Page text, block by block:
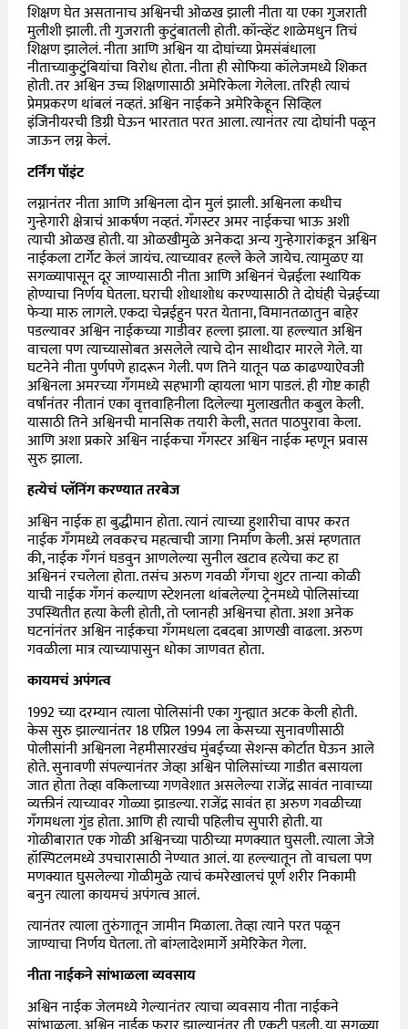
शिक्षण घेत असतानाच अश्विनची ओळख झाली नीता या एका गुजराती
मुलीशी झाली. ती गुजराती कुटुंबातली होती. कॉन्व्हेंट शाळेमधुन तिचं
शिक्षण झालेलं. नीता आणि अश्विन या दोघांच्या प्रेमसंबंधाला
नीताच्याकुटुंबियांचा विरोध होता. नीता ही सोफिया कॉलेजमध्ये शिकत
होती. तर अश्विन उच्च शिक्षणासाठी अमेरिकेला गेलेला. तरिही त्याचं
प्रेमप्रकरण थांबलं नव्हतं. अश्विन नाईकने अमेरिकेहून सिव्हिल
इंजिनीयरची डिग्री घेऊन भारतात परत आला. त्यानंतर त्या दोघांनी पळून
जाऊन लग्न केलं.
टर्निंग पॉइंट
लग्नानंतर नीता आणि अश्विनला दोन मुलं झाली. अश्विनला कधीच
गुन्हेगारी क्षेत्राचं आकर्षण नव्हतं. गँगस्टर अमर नाईकचा भाऊ अशी
त्याची ओळख होती. या ओळखीमुळे अनेकदा अन्य गुन्हेगारांकडून अश्विन
नाईकला टार्गेट केलं जायंच. त्याच्यावर हल्ले केले जायेच. त्यामुळए या
सगळ्यापासून दूर जाण्यासाठी नीता आणि अश्विननं चेन्नईला स्थायिक
होण्याचा निर्णय घेतला. घराची शोधाशोध करण्यासाठी ते दोघंही चेन्नईच्या
फेऱ्या मारु लागले. एकदा चेन्नईहुन परत येताना, विमानतळातुन बाहेर
पडल्यावर अश्विन नाईकच्या गाडीवर हल्ला झाला. या हल्ल्यात अश्विन
वाचला पण त्याच्यासोबत असलेले त्याचे दोन साथीदार मारले गेले. या
घटनेने नीता पुर्णपणे हादरून गेली. पण तिने यातून पळ काढण्याऐवजी
अश्विनला अमरच्या गँगमध्ये सहभागी व्हायला भाग पाडलं. ही गोष्ट काही
वर्षांनंतर नीतानं एका वृत्तवाहिनीला दिलेल्या मुलाखतीत कबुल केली.
यासाठी तिने अश्विनची मानसिक तयारी केली, सतत पाठपुरावा केला.
आणि अशा प्रकारे अश्विन नाईकचा गँगस्टर अश्विन नाईक म्हणून प्रवास
सुरु झाला.
हत्येचं प्लॅनिंग करण्यात तरबेज
अश्विन नाईक हा बुद्धीमान होता. त्यानं त्याच्या हुशारीचा वापर करत
नाईक गँगमध्ये लवकरच महत्वाची जागा निर्माण केली. असं म्हणतात
की, नाईक गँगनं घडवुन आणलेल्या सुनील खटाव हत्येचा कट हा
अश्विननं रचलेला होता. तसंच अरुण गवळी गँगचा शुटर तान्या कोळी
याची नाईक गँगनं कल्याण स्टेशनला थांबलेल्या ट्रेनमध्ये पोलिसांच्या
उपस्थितीत हत्या केली होती, तो प्लानही अश्विनचा होता. अशा अनेक
घटनांनंतर अश्विन नाईकचा गँगमधला दबदबा आणखी वाढला. अरुण
गवळीला मात्र त्याच्यापासुन धोका जाणवत होता.
कायमचं अपंगत्व
1992 च्या दरम्यान त्याला पोलिसांनी एका गुन्ह्यात अटक केली होती.
केस सुरु झाल्यानंतर 18 एप्रिल 1994 ला केसच्या सुनावणीसाठी
पोलीसांनी अश्विनला नेहमीसारखंच मुंबईच्या सेशन्स कोर्टात घेऊन आले
होते. सुनावणी संपल्यानंतर जेव्हा अश्विन पोलिसांच्या गाडीत बसायला
जात होता तेव्हा वकिलाच्या गणवेशात असलेल्या राजेंद्र सावंत नावाच्या
व्यक्तीनं त्याच्यावर गोळ्या झाडल्या. राजेंद्र सावंत हा अरुण गवळीच्या
गँगमधला गुंड होता. आणि ही त्याची पहिलीच सुपारी होती. या
गोळीबारात एक गोळी अश्विनच्या पाठीच्या मणक्यात घुसली. त्याला जेजे
हॉस्पिटलमध्ये उपचारासाठी नेण्यात आलं. या हल्ल्यातून तो वाचला पण
मणक्यात घुसलेल्या गोळीमुळे त्याचं कमरेखालचं पूर्ण शरीर निकामी
बनुन त्याला कायमचं अपंगत्व आलं.
त्यानंतर त्याला तुरुंगातून जामीन मिळाला. तेव्हा त्याने परत पळून
जाण्याचा निर्णय घेतला. तो बांग्लादेशमार्गे अमेरिकेत गेला.
नीता नाईकने सांभाळला व्यवसाय
अश्विन नाईक जेलमध्ये गेल्यानंतर त्याचा व्यवसाय नीता नाईकने